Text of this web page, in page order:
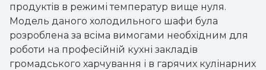
продуктів в режимі температур вище нуля.
Модель даного холодильного шафи була
розроблена за всіма вимогами необхідним для
роботи на професійній кухні закладів
громадського харчування і в гарячих кулінарних